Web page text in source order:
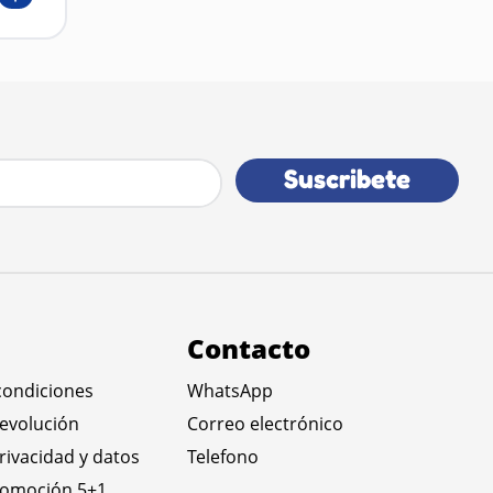
Suscribete
y datos
Contacto
WhatsApp
Correo electrónico
Telefono